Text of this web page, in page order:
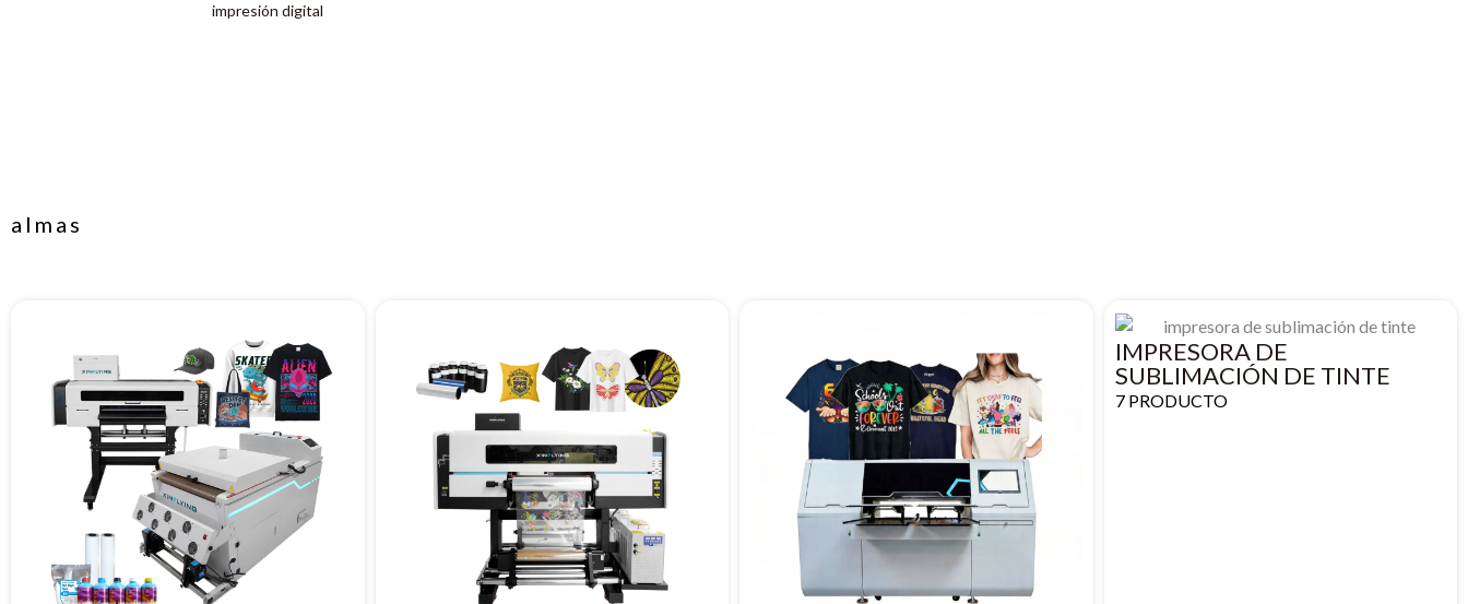
impresión digital
almas
IMPRESORA DE
SUBLIMACIÓN DE TINTE
7 PRODUCTO